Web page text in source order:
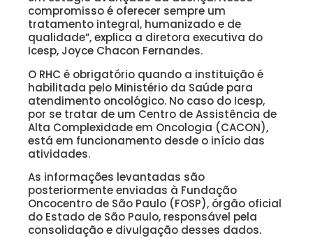
compromisso é oferecer sempre um
tratamento integral, humanizado e de
qualidade”, explica a diretora executiva do
Icesp, Joyce Chacon Fernandes.
O RHC é obrigatório quando a instituição é
habilitada pelo Ministério da Saúde para
atendimento oncológico. No caso do Icesp,
por se tratar de um Centro de Assistência de
Alta Complexidade em Oncologia (CACON),
está em funcionamento desde o início das
atividades.
As informações levantadas são
posteriormente enviadas à Fundação
Oncocentro de São Paulo (FOSP), órgão oficial
do Estado de São Paulo, responsável pela
consolidação e divulgação desses dados.